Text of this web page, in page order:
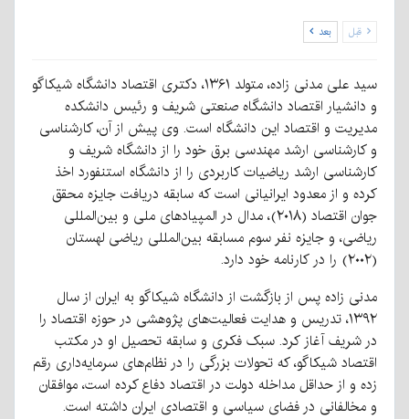
قبل بعد
سید علی مدنی زاده، متولد ۱۳۶۱، دکتری اقتصاد دانشگاه شیکاگو
و دانشیار اقتصاد دانشگاه صنعتی شریف و رئیس دانشکده
مدیریت و اقتصاد این دانشگاه است. وی پیش از آن، کارشناسی
و کارشناسی ارشد مهندسی برق خود را از دانشگاه شریف و
کارشناسی ارشد ریاضیات کاربردی را از دانشگاه استنفورد اخذ
کرده و از معدود ایرانیانی است که سابقه دریافت جایزه محقق
جوان اقتصاد (۲۰۱۸)، مدال در المپیادهای ملی و بین‌المللی
ریاضی، و جایزه نفر سوم مسابقه بین‌المللی ریاضی لهستان
(۲۰۰۲) را در کارنامه خود دارد.
مدنی زاده پس از بازگشت از دانشگاه شیکاگو به ایران از سال
۱۳۹۲، تدریس و هدایت فعالیت‌های پژوهشی در حوزه اقتصاد را
در شریف آغاز کرد. سبک فکری و سابقه تحصیل او در مکتب
اقتصاد شیکاگو، که تحولات بزرگی را در نظام‌های سرمایه‌داری رقم
زده و از حداقل مداخله دولت در اقتصاد دفاع کرده است، موافقان
و مخالفانی در فضای سیاسی و اقتصادی ایران داشته است.